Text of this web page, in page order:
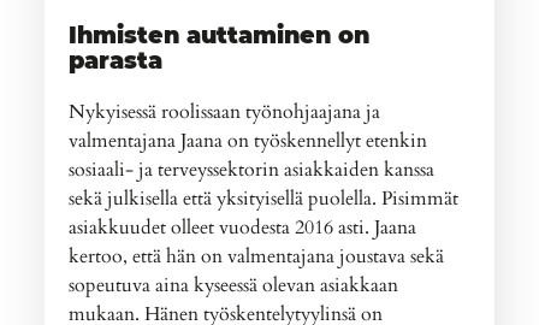
Ihmisten auttaminen on
parasta
Nykyisessä roolissaan työnohjaajana ja
valmentajana Jaana on työskennellyt etenkin
sosiaali- ja terveyssektorin asiakkaiden kanssa
sekä julkisella että yksityisellä puolella. Pisimmät
asiakkuudet olleet vuodesta 2016 asti. Jaana
kertoo, että hän on valmentajana joustava sekä
sopeutuva aina kyseessä olevan asiakkaan
mukaan. Hänen työskentelytyylinsä on